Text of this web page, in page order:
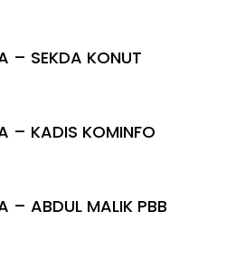
– SEKDA KONUT
– KADIS KOMINFO
– ABDUL MALIK PBB